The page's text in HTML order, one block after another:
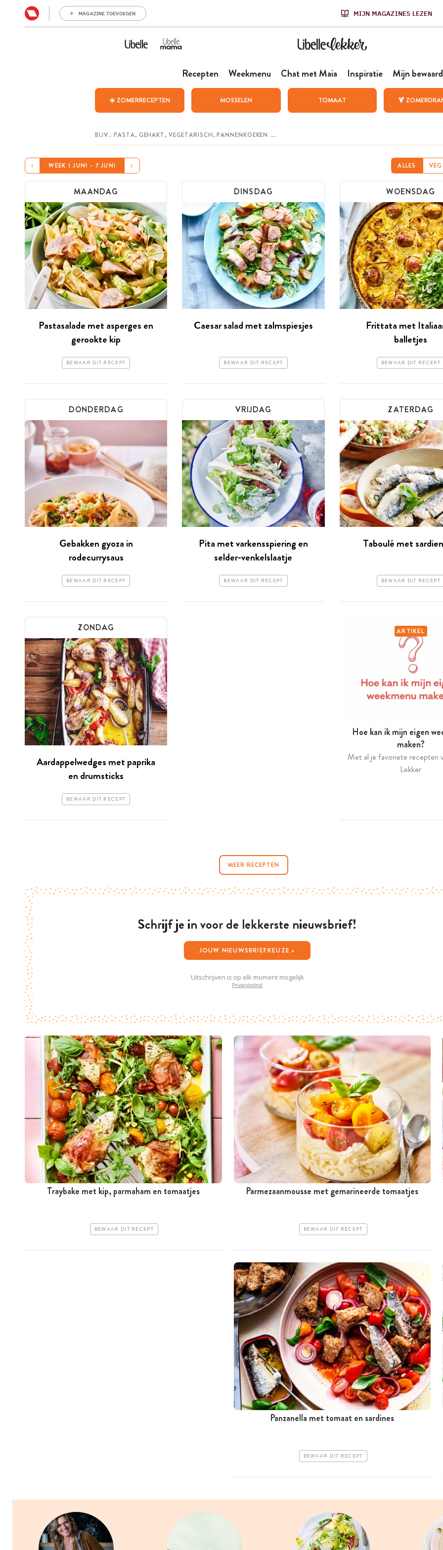
MAGAZINE TOEVOEGEN MIJN MAGAZINES LEZEN
Recepten Weekmenu Chat met Maia Inspiratie Mijn
☀️ ZOMERRECEPTEN MOSSELEN TOMAAT 🍹
WEEK 1 JUNI - 7 JUNI ALLES
MAANDAG
Pastasalade met asperges en
gerookte kip
BEWAAR DIT RECEPT
DINSDAG
Caesar salad met zalmspiesjes
BEWAAR DIT RECEPT
WOENSDAG
Frittata met
balletjes
BEWAAR DIT RECEPT
DONDERDAG
Gebakken gyoza in
rodecurrysaus
BEWAAR DIT RECEPT
VRIJDAG
Pita met varkensspiering en
selder-venkelslaatje
BEWAAR DIT RECEPT
ZATERDAG
Taboulé met
BEWAAR DIT RECEPT
ZONDAG
Aardappelwedges met paprika
en drumsticks
BEWAAR DIT RECEPT
ARTIKEL
Hoe kan ik mijn eigen
maken?
Met al je favoriete recepten
Lekker
MEER RECEPTEN
Schrijf je in voor de lekkerste nieuwsbrief!
JOUW NIEUWSBRIEFKEUZE >
Uitschrijven is op elk moment mogelijk
Privacybeleid
Traybake met kip, parmaham en tomaatjes
BEWAAR DIT RECEPT
Parmezaanmousse met gemarineerde tomaatjes
BEWAAR DIT RECEPT
Panzanella met tomaat en sardines
BEWAAR DIT RECEPT